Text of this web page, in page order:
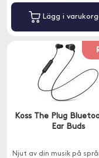
Lägg i
Koss The Plug
Ear Buds
Njut av din musik på